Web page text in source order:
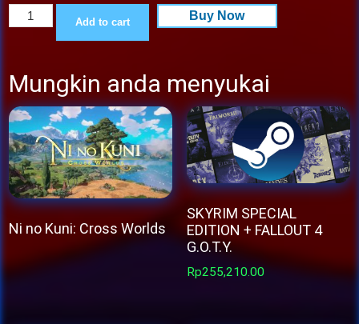
Among
Butt
Warfare
quantity
Add to cart Buy Now
Mungkin anda menyukai
Ni no Kuni: Cross Worlds
SKYRIM SPECIAL
EDITION + FALLOUT 4
G.O.T.Y.
Rp255,210.00